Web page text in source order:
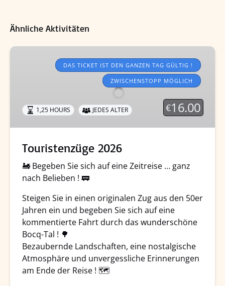
Ähnliche Aktivitäten
Touristenzüge
DAS TICKET IST DEN GANZEN TAG GÜLTIG !
ZWISCHENSTOPP MÖGLICH
€16.00
1,25 HOURS JEDES ALTER
Touristenzüge 2026
🚂 Begeben Sie sich auf eine Zeitreise … ganz
nach Belieben ! 🚃
Steigen Sie in einen originalen Zug aus den 50er
Jahren ein und begeben Sie sich auf eine
kommentierte Fahrt durch das wunderschöne
Bocq-Tal ! 🌳
Bezaubernde Landschaften, eine nostalgische
Atmosphäre und unvergessliche Erinnerungen
am Ende der Reise ! 🗺️